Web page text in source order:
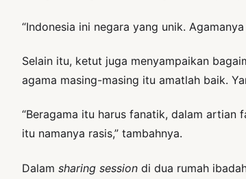
“Indonesia ini negara yang unik.
Selain itu, ketut juga menyampaikan
agama masing-masing itu amatlah baik.
“Beragama itu harus fanatik, dalam artian
itu namanya rasis,” tambahnya.
Dalam sharing session di dua rumah